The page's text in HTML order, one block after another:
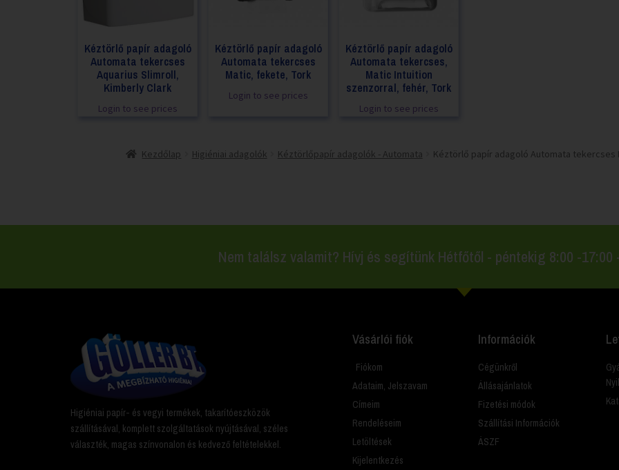
Kéztörlő papír adagoló
Automata tekercses
Aquarius Slimroll,
Kimberly Clark
Login to see prices
Kéztörlő papír adagoló
Automata tekercses
Matic, fekete, Tork
Login to see prices
Kéztörlő papír adagoló
Automata tekercses,
Matic Intuition
szenzorral, fehér, Tork
Login to see prices
Kezdőlap Higiéniai adagolók Kéztörlőpapír adagolók - Automata Kéztörlő papír adagoló Automata tekercses
Nem találsz valamit? Hívj és segítünk Hétfőtől - péntekig 8:00 -17:00
Higiéniai papír- és vegyi termékek, takarítóeszközök
szállításával, komplett szolgáltatások nyújtásával, széles
választék, magas színvonalon és kedvező feltételekkel.
Vásárlói fiók
Fiókom
Adataim, Jelszavam
Címeim
Rendeléseim
Letöltések
Kijelentkezés
Információk
Cégünkről
Állásajánlatok
Fizetési módok
Szállítási Információk
ÁSZF